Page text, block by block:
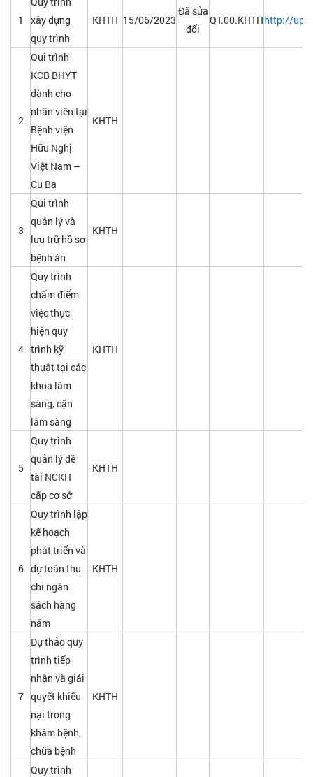
1
xây dựng
quy trình
KHTH 15/06/2023
Đã sửa
đổi
QT.00.KHTHhttp://
2
Qui trình
KCB BHYT
dành cho
nhân viên tại
Bệnh viện
Hữu Nghị
Việt Nam –
Cu Ba
KHTH
3
Qui trình
quản lý và
lưu trữ hồ sơ
bệnh án
KHTH
4
Quy trình
chấm điểm
việc thực
hiện quy
trình kỹ
thuật tại các
khoa lâm
sàng, cận
lâm sàng
KHTH
5
Quy trình
quản lý đề
tài NCKH
cấp cơ sở
KHTH
6
Quy trình lập
kế hoạch
phát triển và
dự toán thu
chi ngân
sách hàng
năm
KHTH
7
Dự thảo quy
trình tiếp
nhận và giải
quyết khiếu
nại trong
khám bệnh,
chữa bệnh
KHTH
Quy trình